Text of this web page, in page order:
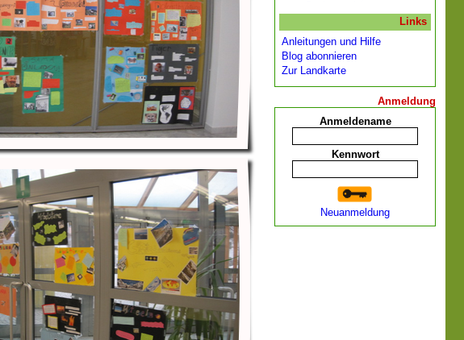
Links
Anleitungen und Hilfe
Blog abonnieren
Zur Landkarte
Anmeldung
Anmeldename
Kennwort
Neuanmeldung